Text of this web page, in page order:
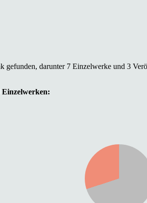
gefunden, darunter 7 Einzelwerke und 3
Einzelwerken: